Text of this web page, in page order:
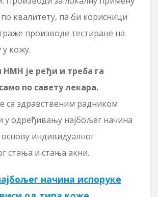
по квалитету, па би корисници
производе тестиране на
у кожу.
је ређи и треба га
по савету лекара.
са здравственим радником
у одређивању најбољег начина
индивидуалног
стања и стања акни.
начина испоруке